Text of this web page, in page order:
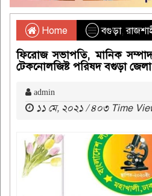
Home বগুড়া,
ফিরোজ সভাপতি, মানিক
টেকনোলজিষ্ট পরিষদ বগুড়া
admin
১১ মে, ২০২১ / ৪০৩ Time